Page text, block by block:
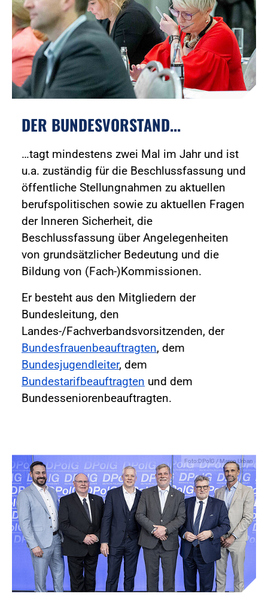
DER BUNDESVORSTAND...
…tagt mindestens zwei Mal im Jahr und ist
u.a. zuständig für die Beschlussfassung und
öffentliche Stellungnahmen zu aktuellen
berufspolitischen sowie zu aktuellen Fragen
der Inneren Sicherheit, die
Beschlussfassung über Angelegenheiten
von grundsätzlicher Bedeutung und die
Bildung von (Fach-)Kommissionen.
Er besteht aus den Mitgliedern der
Bundesleitung, den
Landes-/Fachverbandsvorsitzenden, der
Bundesfrauenbeauftragten, dem
Bundesjugendleiter, dem
Bundestarifbeauftragten und dem
Bundesseniorenbeauftragten.
Foto:DPolG / Marco Urban